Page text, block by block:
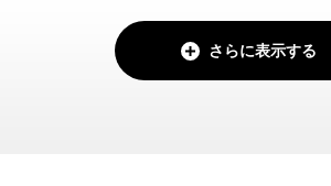
さらに表示する